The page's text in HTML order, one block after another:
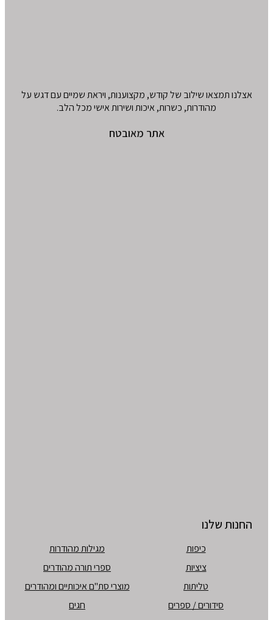
אצלנו תמצאו שילוב של קודש, מקצוענות, ויראת שמיים עם דגש על
מהודרות, כשרות, איכות ושירות אישי מכל הלב.
אתר מאובטח
החנות שלנו
כיפות
מגילות מהודרות
ציציות
ספרי תורה מהודרים
טליתות
מוצרי סת"ם איכותיים ומהודרים
סידורים / ספרים
חגים